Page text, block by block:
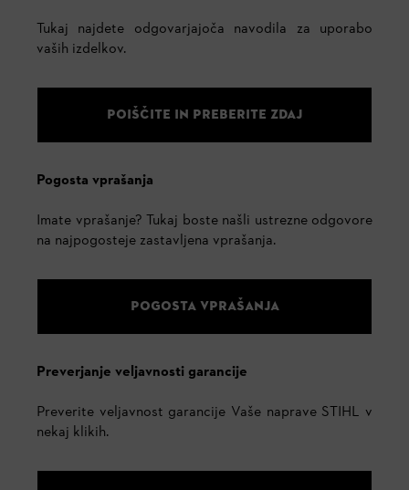
Tukaj najdete odgovarjajoča navodila za uporabo
vaših izdelkov.
POIŠČITE IN PREBERITE ZDAJ
Pogosta vprašanja
Imate vprašanje? Tukaj boste našli ustrezne odgovore
na najpogosteje zastavljena vprašanja.
POGOSTA VPRAŠANJA
Preverjanje veljavnosti garancije
Preverite veljavnost garancije Vaše naprave STIHL v
nekaj klikih.